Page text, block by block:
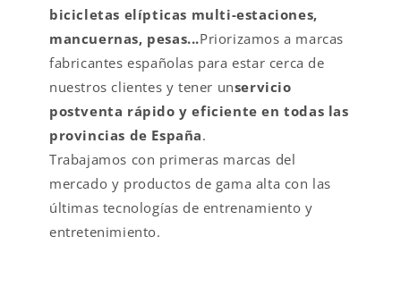
bicicletas elípticas multi-estaciones,
mancuernas, pesas...Priorizamos a marcas
fabricantes españolas para estar cerca de
nuestros clientes y tener unservicio
postventa rápido y eficiente en todas las
provincias de España.
Trabajamos con primeras marcas del
mercado y productos de gama alta con las
últimas tecnologías de entrenamiento y
entretenimiento.